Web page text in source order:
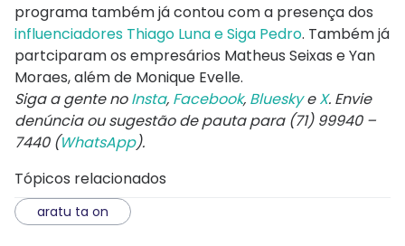
programa também já contou com a presença dos
influenciadores Thiago Luna eSiga Pedro. Também já
partciparam os empresários Matheus Seixas e Yan
Moraes, além de Monique Evelle.
Siga a gente noInsta, Facebook, BlueskyeX. Envie
denúncia ou sugestão de pauta para (71) 99940 –
7440 (WhatsApp).
Tópicos relacionados
aratu ta on